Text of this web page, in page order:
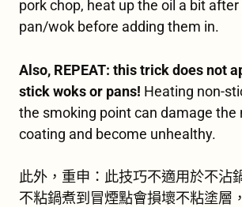
pork chop, heat up the oil a bit
pan/wok before adding them in.
Also, REPEAT: this trick does not
stick woks or pans! Heating non-
the smoking point can damage the
coating and become unhealthy.
此外，重申：此技巧不適用於不沾
不粘鍋煮到冒煙點會損壞不粘塗層